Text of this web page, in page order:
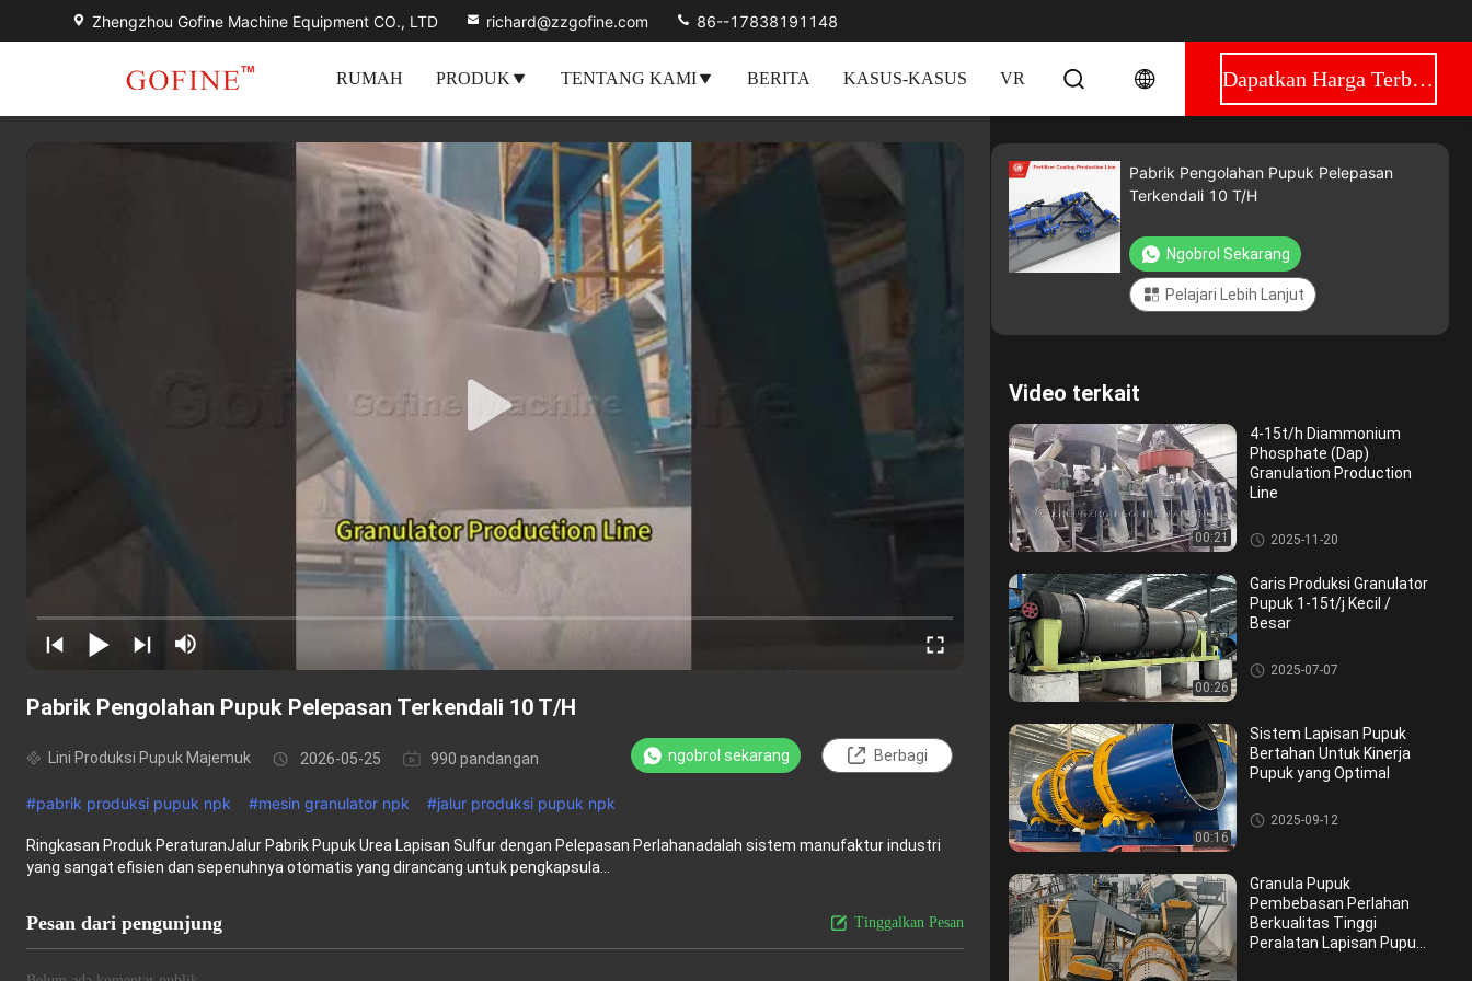
Zhengzhou Gofine Machine Equipment CO., LTD richard@zzgofine.com 86--17838191148
RUMAH PRODUK TENTANG KAMI BERITA KASUS-KASUS VR Dapatkan Harga Terbaik
Pabrik Pengolahan Pupuk Pelepasan Terkendali 10 T/H
Lini Produksi Pupuk Majemuk 2026-05-25 990 pandangan ngobrol sekarang Berbagi
#pabrik produksi pupuk npk #mesin granulator npk #jalur produksi pupuk npk
Ringkasan Produk PeraturanJalur Pabrik Pupuk Urea Lapisan Sulfur dengan Pelepasan Perlahanadalah sistem manufaktur industri
yang sangat efisien dan sepenuhnya otomatis yang dirancang untuk pengkapsula...
Pesan dari pengunjung Tinggalkan Pesan
Pabrik Pengolahan Pupuk Pelepasan
Terkendali 10 T/H
Ngobrol Sekarang
Pelajari Lebih Lanjut
Video terkait
00:21
4-15t/h Diammonium
Phosphate (Dap)
Granulation Production
Line
Lini Produksi Pupuk Majemuk
2025-11-20
00:26
Garis Produksi Granulator
Pupuk 1-15t/j Kecil /
Besar
Lini Produksi Pupuk Majemuk
2025-07-07
00:16
Sistem Lapisan Pupuk
Bertahan Untuk Kinerja
Pupuk yang Optimal
Lini Produksi Pupuk Majemuk
2025-09-12
Granula Pupuk
Pembebasan Perlahan
Berkualitas Tinggi
Peralatan Lapisan Pupuk